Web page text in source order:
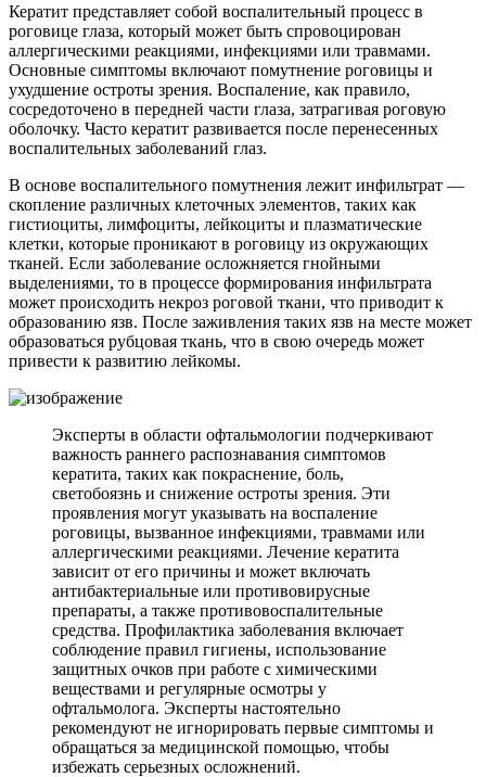
Кератит представляет собой воспалительный процесс в
роговице глаза, который может быть спровоцирован
аллергическими реакциями, инфекциями или травмами.
Основные симптомы включают помутнение роговицы и
ухудшение остроты зрения. Воспаление, как правило,
сосредоточено в передней части глаза, затрагивая роговую
оболочку. Часто кератит развивается после перенесенных
воспалительных заболеваний глаз.
В основе воспалительного помутнения лежит инфильтрат —
скопление различных клеточных элементов, таких как
гистиоциты, лимфоциты, лейкоциты и плазматические
клетки, которые проникают в роговицу из окружающих
тканей. Если заболевание осложняется гнойными
выделениями, то в процессе формирования инфильтрата
может происходить некроз роговой ткани, что приводит к
образованию язв. После заживления таких язв на месте может
образоваться рубцовая ткань, что в свою очередь может
привести к развитию лейкомы.
Эксперты в области офтальмологии подчеркивают
важность раннего распознавания симптомов
кератита, таких как покраснение, боль,
светобоязнь и снижение остроты зрения. Эти
проявления могут указывать на воспаление
роговицы, вызванное инфекциями, травмами или
аллергическими реакциями. Лечение кератита
зависит от его причины и может включать
антибактериальные или противовирусные
препараты, а также противовоспалительные
средства. Профилактика заболевания включает
соблюдение правил гигиены, использование
защитных очков при работе с химическими
веществами и регулярные осмотры у
офтальмолога. Эксперты настоятельно
рекомендуют не игнорировать первые симптомы и
обращаться за медицинской помощью, чтобы
избежать серьезных осложнений.